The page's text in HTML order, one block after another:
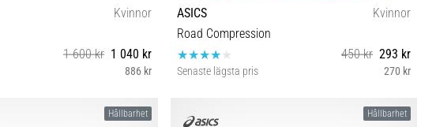
Kvinnor
1 600 kr 1 040 kr
886 kr
ASICS
Kvinnor
Road Compression
450 kr 293 kr
Senaste lägsta pris 270 kr
Hållbarhet Hållbarhet